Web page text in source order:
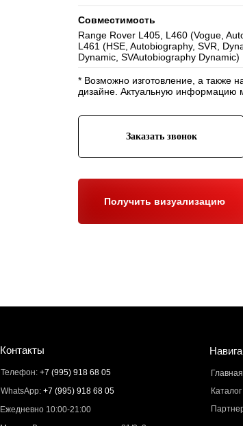
Совместимость
Range Rover L405, L460 (Vogue,
L461 (HSE, Autobiography, SVR,
Dynamic, SVAutobiography Dynamic)
* Возможно изготовление, а также
дизайне. Актуальную информацию
Заказать звонок
Получить визуализацию
Контакты
Телефон: +7 (995) 918 68 05
WhatsApp: +7 (995) 918 68 05
Ежедневно 10:00-21:00
Главная
Каталог